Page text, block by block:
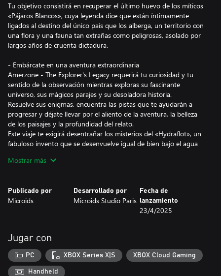
Tu objetivo consistirá en recuperar el último huevo de los míticos
«Pájaros Blancos», cuya leyenda dice que están íntimamente
ligados al destino del único país que los alberga, un territorio con
una flora y una fauna tan extrañas como peligrosas, asolado por
largos años de cruenta dictadura.
- Embárcate en una aventura extraordinaria
Amerzone - The Explorer's Legacy requerirá tu curiosidad y tu
sentido de la observación mientras exploras su fascinante
universo, sus mágicos parajes y su desoladora historia.
Resuelve sus enigmas, encuentra las pistas que te ayudarán a
progresar y déjate llevar por el aliento de la aventura, la belleza
de los paisajes y la profundidad del relato.
Este viaje te exigirá desentrañar los misterios del «Hydraflot», un
fabuloso invento que se desenvuelve igual de bien bajo el agua
peligros que se interponen entre tú y el corazón de Amerzone...
Amerzone, toda una leyenda dentro de los juegos de aventura,
fue publicado por primera vez en 1999.
Como no podía ser de otra forma, este remake es un homenaje
nueva.
El legado de Benoît Sokal, con su equilibrio entre realismo y
poesía, consciencia de las realidades del mundo y fantasía, se ve a
la vez respetado y engrandecido.
Mostrar más
Publicado por
Microids
Desarrollado por
Microids Studio Paris
Fecha de
lanzamiento
23/4/2025
Jugar con
PC XBOX Series X|S XBOX Cloud Gaming
Handheld